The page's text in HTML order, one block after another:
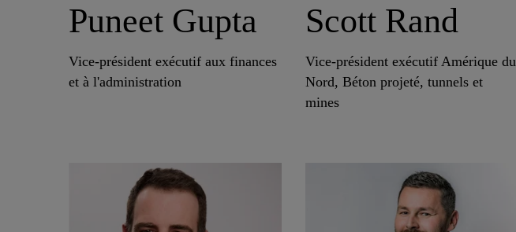
Puneet Gupta
Vice-président exécutif aux finances
et à l'administration
Scott Rand
Vice-président exécutif Amérique du
Nord, Béton projeté, tunnels et
mines